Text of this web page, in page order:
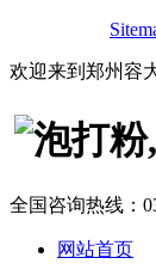
欢迎来到郑州容
全国咨询热线：
网站首页